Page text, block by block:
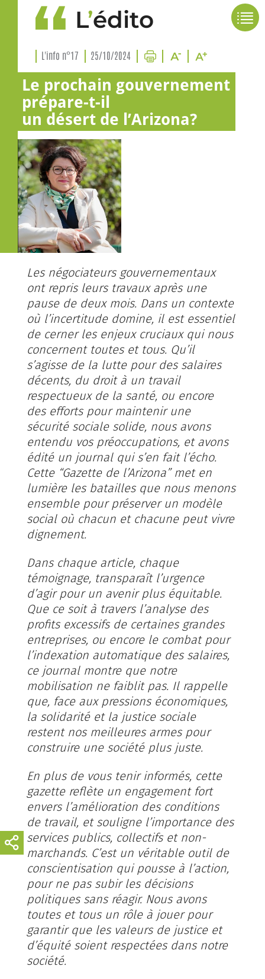
L’édito
L'info n°17 25/10/2024
Le prochain gouvernement
prépare-t-il
un désert de l’Arizona?
Les négociateurs gouvernementaux
ont repris leurs travaux après une
pause de deux mois. Dans un contexte
où l’incertitude domine, il est essentiel
de cerner les enjeux cruciaux qui nous
concernent toutes et tous. Qu’il
s’agisse de la lutte pour des salaires
décents, du droit à un travail
respectueux de la santé, ou encore
des efforts pour maintenir une
sécurité sociale solide, nous avons
entendu vos préoccupations, et avons
édité un journal qui s’en fait l’écho.
Cette “Gazette de l’Arizona” met en
lumière les batailles que nous menons
ensemble pour préserver un modèle
social où chacun et chacune peut vivre
dignement.
Dans chaque article, chaque
témoignage, transparaît l’urgence
d’agir pour un avenir plus équitable.
Que ce soit à travers l’analyse des
profits excessifs de certaines grandes
entreprises, ou encore le combat pour
l’indexation automatique des salaires,
ce journal montre que notre
mobilisation ne faiblit pas. Il rappelle
que, face aux pressions économiques,
la solidarité et la justice sociale
restent nos meilleures armes pour
construire une société plus juste.
En plus de vous tenir informés, cette
gazette reflète un engagement fort
envers l’amélioration des conditions
de travail, et souligne l’importance des
services publics, collectifs et non-
marchands. C’est un véritable outil de
conscientisation qui pousse à l’action,
pour ne pas subir les décisions
politiques sans réagir. Nous avons
toutes et tous un rôle à jouer pour
garantir que les valeurs de justice et
d’équité soient respectées dans notre
société.